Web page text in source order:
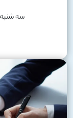
سه شنبه 9 تیر ماه 1405 ساعت 14:00 الی 16:00